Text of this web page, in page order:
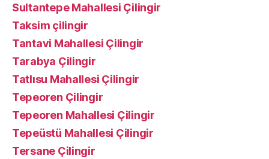
Sultantepe Mahallesi Çilingir
Taksim çilingir
Tantavi Mahallesi Çilingir
Tarabya Çilingir
Tatlısu Mahallesi Çilingir
Tepeoren Çilingir
Tepeoren Mahallesi Çilingir
Tepeüstü Mahallesi Çilingir
Tersane Çilingir